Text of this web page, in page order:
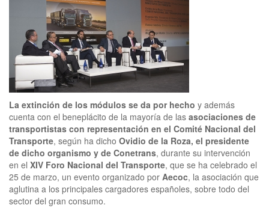
La extinción de los módulos se da por hecho y además
cuenta con el beneplácito de la mayoría de las asociaciones de
transportistas con representación en el Comité Nacional del
Transporte, según ha dicho Ovidio de la Roza, el presidente
de dicho organismo y de Conetrans, durante su intervención
en el XIV Foro Nacional del Transporte, que se ha celebrado el
25 de marzo, un evento organizado por Aecoc, la asociación que
aglutina a los principales cargadores españoles, sobre todo del
sector del gran consumo.